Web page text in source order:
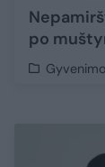
po